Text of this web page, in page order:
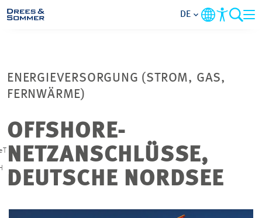
UNTERNEHMEN
IM FOKUS
DE
ENERGIEVERSORGUNG (STROM, GAS,
FERNWÄRME)
OFFSHORE-
NETZANSCHLÜSSE,
DEUTSCHE NORDSEE